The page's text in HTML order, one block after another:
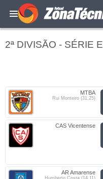
2ª DIVISÃO - SÉRIE E
MTBA
Rui Monteiro (31,25)
CAS Vicentense
AR Amarense
Humberto Costa (14,11)